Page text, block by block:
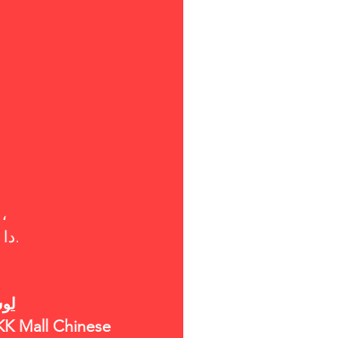
Av. دا مارجينال ، مابوتو ، موزمبيق.